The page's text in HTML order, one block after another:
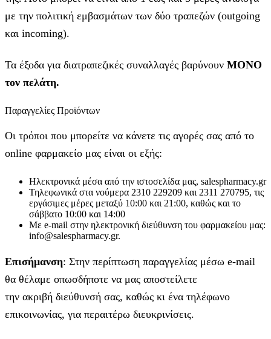
με την πολιτική εμβασμάτων των δύο τραπεζών (outgoing
και incoming).
Τα έξοδα για διατραπεζικές συναλλαγές βαρύνουν MONO
τον πελάτη.
Παραγγελίες Προϊόντων
Οι τρόποι που μπορείτε να κάνετε τις αγορές σας από το
online φαρμακείο μας είναι οι εξής:
Ηλεκτρονικά μέσα από την ιστοσελίδα μας, salespharmacy.gr
Τηλεφωνικά στα νούμερα 2310 229209 και 2311 270795, τις
εργάσιμες μέρες μεταξύ 10:00 και 21:00, καθώς και το
σάββατο 10:00 και 14:00
Με e-mail στην ηλεκτρονική διεύθυνση του φαρμακείου μας:
info@salespharmacy.gr.
Επισήμανση: Στην περίπτωση παραγγελίας μέσω e-mail
θα θέλαμε οπωσδήποτε να μας αποστείλετε
την ακριβή διεύθυνσή σας, καθώς κι ένα τηλέφωνο
επικοινωνίας, για περαιτέρω διευκρινίσεις.